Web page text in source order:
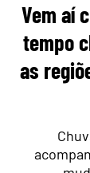
Vem aí
tempo
as